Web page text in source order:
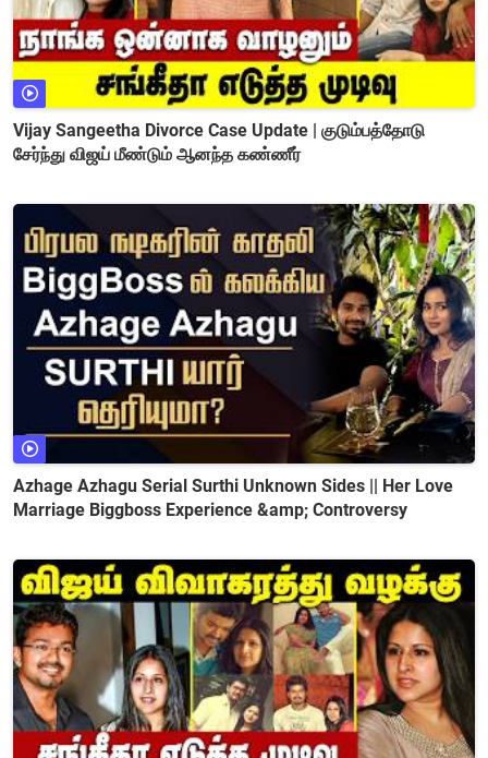
Vijay Sangeetha Divorce Case Update | குடும்பத்தோடு
சேர்ந்து விஜய் மீண்டும் ஆனந்த கண்ணீர்
Azhage Azhagu Serial Surthi Unknown Sides || Her Love
Marriage Biggboss Experience &amp; Controversy